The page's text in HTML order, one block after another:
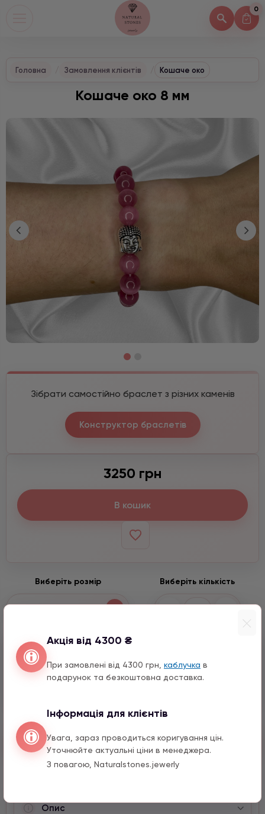
Акція від 4300 ₴
При замовлені від 4300 грн, каблучка в
подарунок та безкоштовна доставка.
Інформація для клієнтів
Увага, зараз проводиться коригування цін.
Уточнюйте актуальні ціни в менеджера.
З повагою, Naturalstones.jewerly
0
Головна Замовлення клієнтів Кошаче око
Кошаче око 8 мм
Зібрати самостійно браслет з різних каменів
Конструктор браслетів
3250 грн
В кошик
Виберіть розмір
8 мм
Виберіть кількість
− +
Входить до набору
Будда срібло
1290 грн
Швидкий заказ
Опис